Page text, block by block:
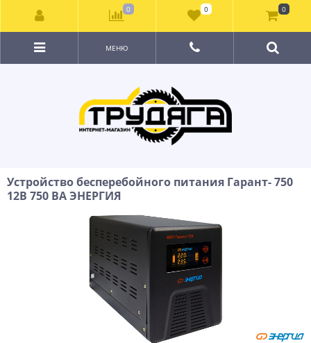
МЕНЮ
Устройство бесперебойного питания Гарант- 750
12В 750 ВА ЭНЕРГИЯ
0 0 0